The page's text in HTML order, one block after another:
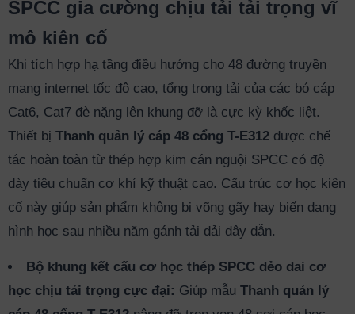
SPCC gia cường chịu tải tải trọng vĩ
mô kiên cố
Khi tích hợp hạ tầng điều hướng cho 48 đường truyền
mạng internet tốc độ cao, tổng trọng tải của các bó cáp
Cat6, Cat7 đè nặng lên khung đỡ là cực kỳ khốc liệt.
Thiết bị Thanh quản lý cáp 48 cổng T-E312 được chế
tác hoàn toàn từ thép hợp kim cán nguội SPCC có độ
dày tiêu chuẩn cơ khí kỹ thuật cao. Cấu trúc cơ học kiên
cố này giúp sản phẩm không bị võng gãy hay biến dạng
hình học sau nhiều năm gánh tải dải dây dẫn.
Bộ khung kết cấu cơ học thép SPCC dẻo dai cơ
học chịu tải trọng cực đại: Giúp mẫu Thanh quản lý